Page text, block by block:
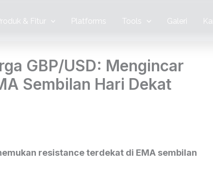
& Fitur Platforms Tools Galeri
GBP/USD: Mengincar
Sembilan Hari Dekat
resistance terdekat di EMA sembilan